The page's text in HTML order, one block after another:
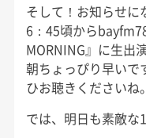
そして！お知らせに
6：45頃から
MORNING』に生出
朝ちょっぴり早いで
ひお聴きくださいね。
では、明日も素敵な